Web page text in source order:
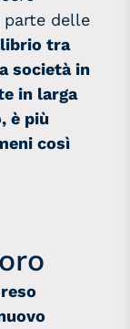
parte delle
tra
società in
in larga
è più
così